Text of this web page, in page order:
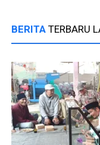
BERITA TERBARU